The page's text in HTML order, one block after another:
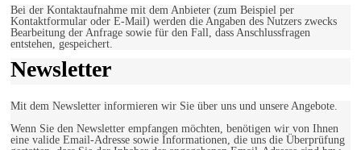
Bei der Kontaktaufnahme mit dem Anbieter (zum Beispiel per
Kontaktformular oder E-Mail) werden die Angaben des Nutzers zwecks
Bearbeitung der Anfrage sowie für den Fall, dass Anschlussfragen
entstehen, gespeichert.
Newsletter
Mit dem Newsletter informieren wir Sie über uns und unsere Angebote.
Wenn Sie den Newsletter empfangen möchten, benötigen wir von Ihnen
eine valide Email-Adresse sowie Informationen, die uns die Überprüfung